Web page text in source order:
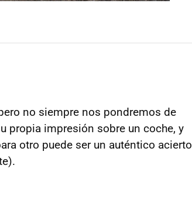
no siempre nos pondremos de
propia impresión sobre un coche, y
otro puede ser un auténtico acierto